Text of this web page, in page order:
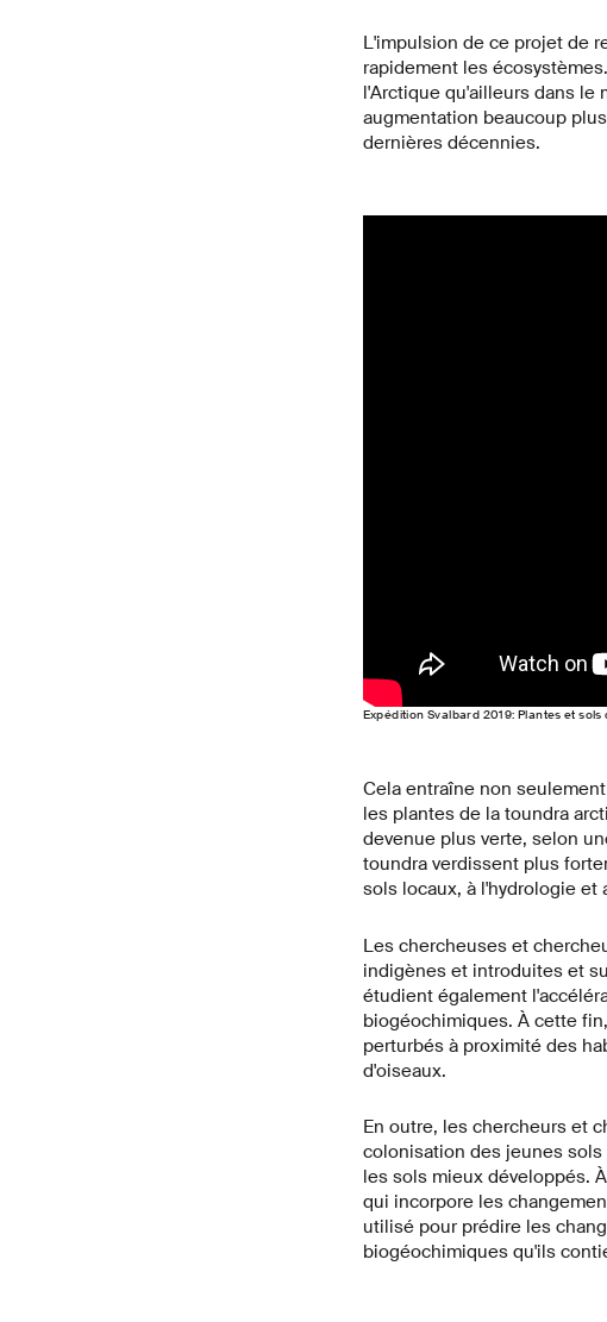
L'impulsion de ce projet de
rapidement les
l'Arctique qu'ailleurs dans le
augmentation beaucoup
dernières décennies.
Expédition Svalbard 2019: Plantes et
Cela entraîne non
les plantes de la toundra
devenue plus verte, selon
toundra verdissent plus
sols locaux, à l'hydrologie et
Les chercheuses et
indigènes et introduites et
étudient également
biogéochimiques. À cette
perturbés à proximité des
d'oiseaux.
En outre, les chercheurs et
colonisation des jeunes
les sols mieux développés.
qui incorpore les
utilisé pour prédire les
biogéochimiques qu'ils